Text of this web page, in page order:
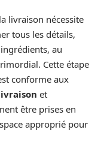
livraison nécessite
tous les détails,
au
Cette étape
conforme aux
et
être prises en
approprié pour